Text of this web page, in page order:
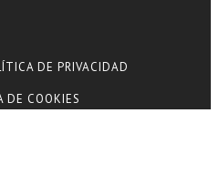
DE PRIVACIDAD
DE COOKIES